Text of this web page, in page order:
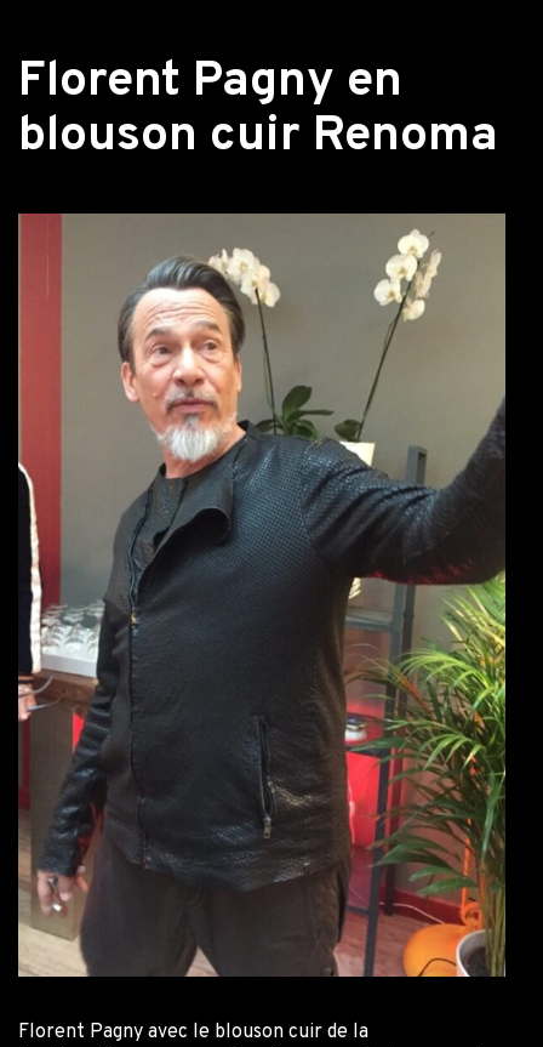
Florent Pagny en
blouson cuir Renoma
Florent Pagny avec le blouson cuir de la